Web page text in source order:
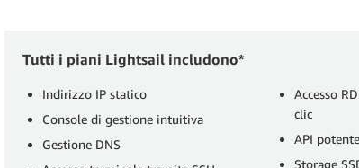
Tutti i piani Lightsail includono*
Indirizzo IP statico
Console di gestione intuitiva
Gestione DNS
Accesso
clic
API potente
Storage